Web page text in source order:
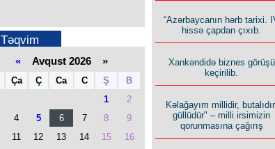
Təqvim
«Avqust 2026 »
Ça Ç Ca C Ş
B
1
2
4 5 6 7 8
9
11 12 13 14 15
16
“Azərbaycanın hərb tarixi.
hissə çapdan çıxıb.
Xankəndidə biznes görüşü
keçirilib.
Kəlağayım millidir,
güllüdür" – milli irsimizin
qorunmasına çağırış